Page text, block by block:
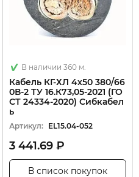
В наличии 360 м.
Кабель КГ-ХЛ 4х50 380/66
0В-2 ТУ 16.К73,05-2021 (ГО
СТ 24334-2020) Сибкабел
ь
Артикул: EL15.04-052
3 441.69 ₽
В список покупок